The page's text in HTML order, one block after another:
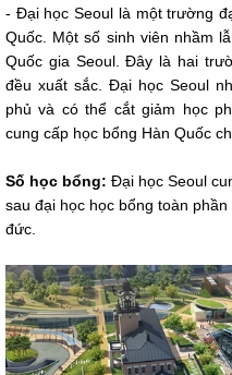
- Đại học Seoul là một trường
Quốc. Một số sinh viên nhầm
Quốc gia Seoul. Đây là hai
đều xuất sắc. Đại học Seoul
phủ và có thể cắt giảm học
cung cấp học bổng Hàn Quốc
Số học bổng: Đại học Seoul
sau đại học học bổng toàn
đức.